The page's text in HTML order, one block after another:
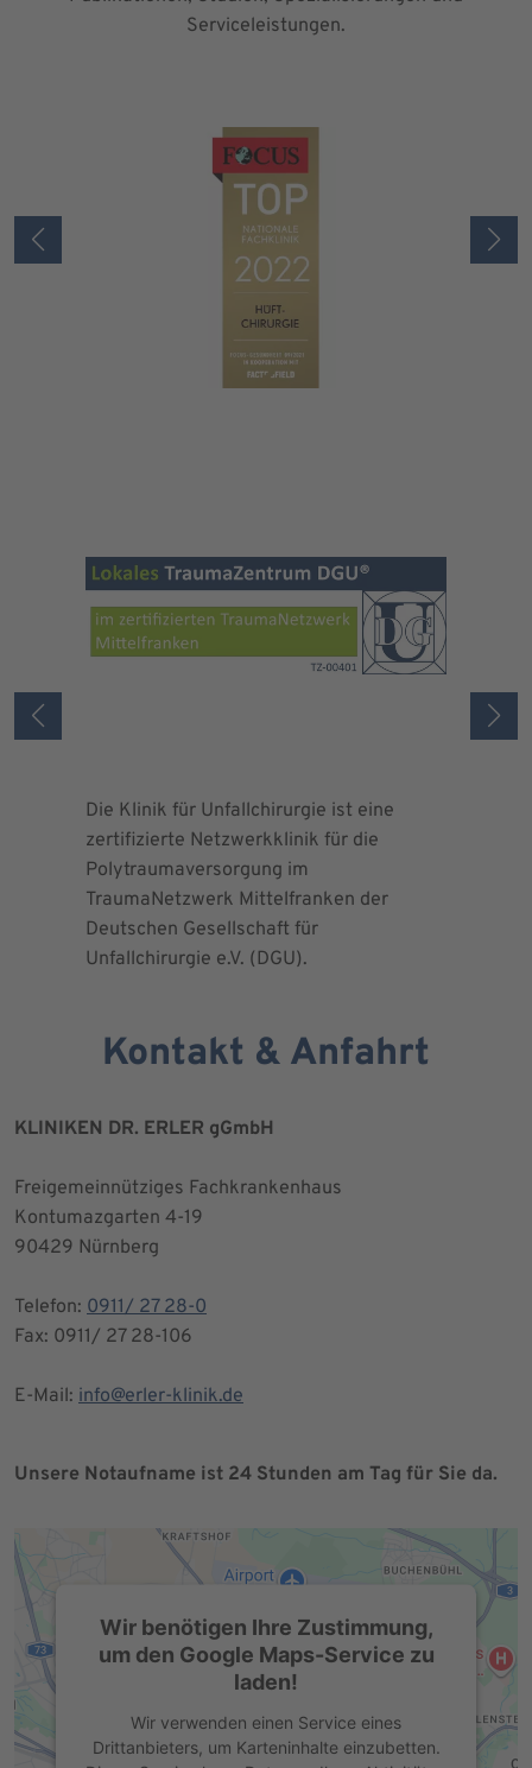
Serviceleistungen.
Die Klinik für Unfallchirurgie ist eine
zertifizierte Netzwerkklinik für die
Polytraumaversorgung im
TraumaNetzwerk Mittelfranken der
Deutschen Gesellschaft für
Unfallchirurgie e.V. (DGU).
Kontakt & Anfahrt
KLINIKEN DR. ERLER gGmbH
Freigemeinnütziges Fachkrankenhaus
Kontumazgarten 4-19
90429 Nürnberg
Telefon: 0911/ 27 28-0
Fax: 0911/ 27 28-106
E-Mail: info@erler-klinik.de
Unsere Notaufname ist 24 Stunden am Tag für Sie da.
Wir benötigen Ihre Zustimmung,
um den Google Maps-Service zu
laden!
Wir verwenden einen Service eines
Drittanbieters, um Karteninhalte einzubetten.